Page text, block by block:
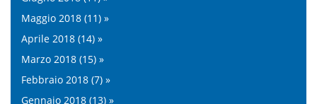
Maggio 2018 (11) »
Aprile 2018 (14) »
Marzo 2018 (15) »
Febbraio 2018 (7) »
Gennaio 2018 (13) »